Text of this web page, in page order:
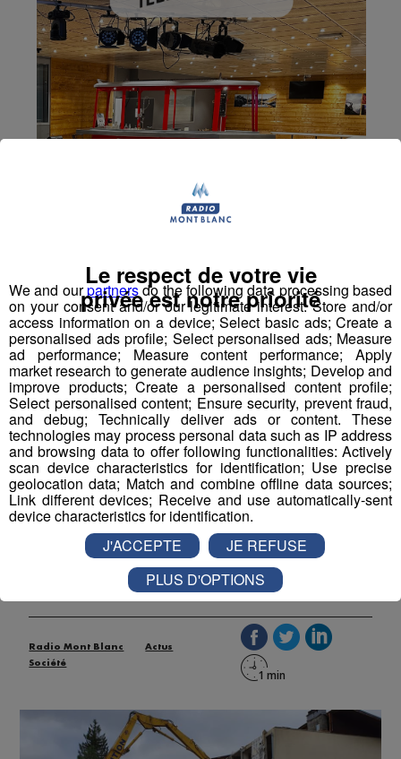
Scionzier : une véritable
métamorphose pour le quartier
du Crozet
Publié par La Rédaction Radio Mont Blanc -
-Mis à jour le 14 avril 2021 à 08h09
Radio Mont Blanc
Actus
Société
We and ourpartnersdo the following data processing based
on your consent and/or our legitimate interest: Store and/or
access information on a device; Select basic ads; Create a
personalised ads profile; Select personalised ads; Measure
ad performance; Measure content performance; Apply
market research to generate audience insights; Develop and
improve products; Create a personalised content profile;
Select personalised content; Ensure security, prevent fraud,
and debug; Technically deliver ads or content. These
technologies may process personal data such as IP address
and browsing data to offer following functionalities: Actively
scan device characteristics for identification; Use precise
geolocation data; Match and combine offline data sources;
Link different devices; Receive and use automatically-sent
device characteristics for identification.
Le respect de votre vie
privée est notre priorité
J'ACCEPTE
JE REFUSE
PLUS D'OPTIONS